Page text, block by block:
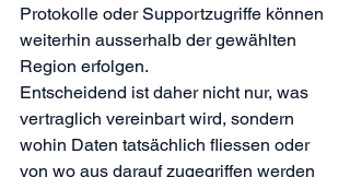
Protokolle oder Supportzugriffe können
weiterhin ausserhalb der gewählten
Region erfolgen.
Entscheidend ist daher nicht nur, was
vertraglich vereinbart wird, sondern
wohin Daten tatsächlich fliessen oder
von wo aus darauf zugegriffen werden